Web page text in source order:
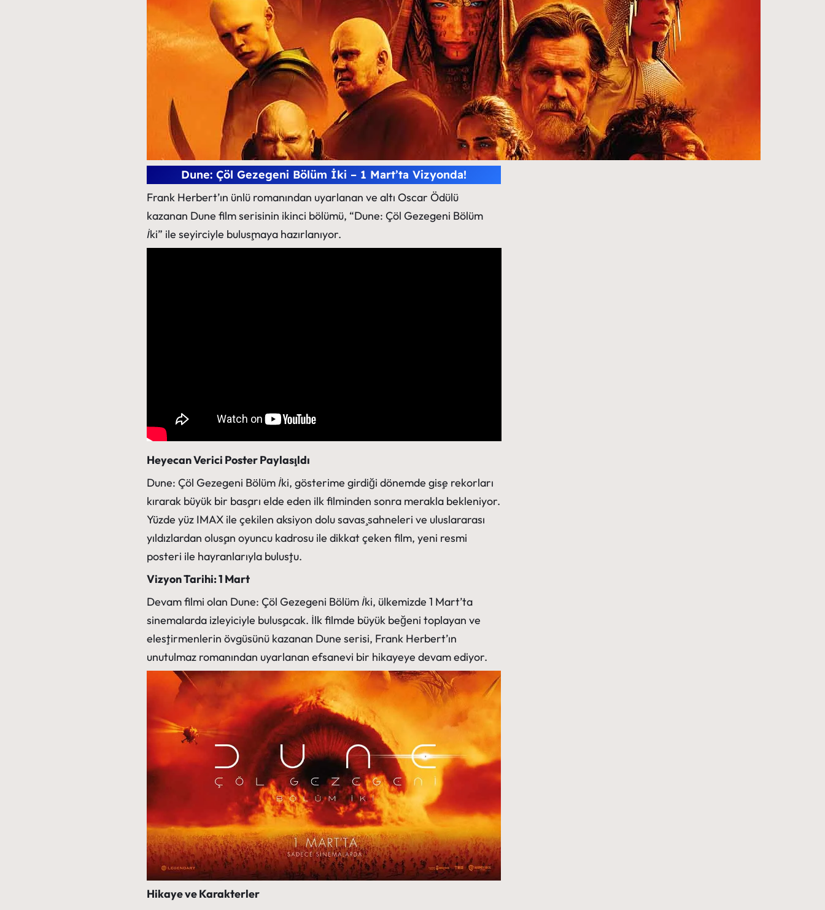
Dune: Çöl Gezegeni Bölüm İki – 1 Mart’ta Vizyonda!
Frank Herbert’ın ünlü romanından uyarlanan ve altı Oscar Ödülü
kazanan Dune film serisinin ikinci bölümü, “Dune: Çöl Gezegeni Bölüm
İki” ile seyirciyle buluşmaya hazırlanıyor.
Heyecan Verici Poster Paylaşıldı
Dune: Çöl Gezegeni Bölüm İki, gösterime girdiği dönemde gişe rekorları
kırarak büyük bir başarı elde eden ilk filminden sonra merakla bekleniyor.
Yüzde yüz IMAX ile çekilen aksiyon dolu savaş sahneleri ve uluslararası
yıldızlardan oluşan oyuncu kadrosu ile dikkat çeken film, yeni resmi
posteri ile hayranlarıyla buluştu.
Vizyon Tarihi: 1 Mart
Devam filmi olan Dune: Çöl Gezegeni Bölüm İki, ülkemizde 1 Mart’ta
sinemalarda izleyiciyle buluşacak. İlk filmde büyük beğeni toplayan ve
eleştirmenlerin övgüsünü kazanan Dune serisi, Frank Herbert’ın
unutulmaz romanından uyarlanan efsanevi bir hikayeye devam ediyor.
Hikaye ve Karakterler